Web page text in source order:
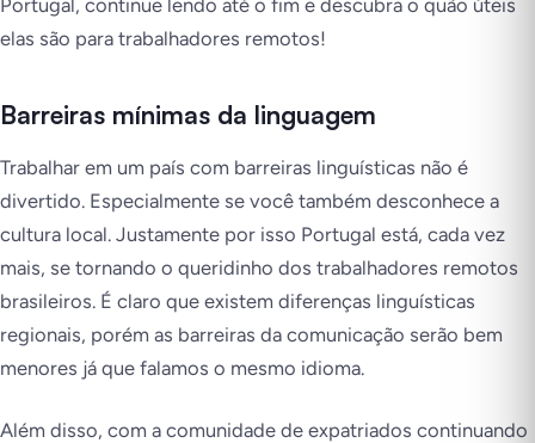
Portugal, continue lendo até o fim e descubra o quão úteis
elas são para trabalhadores remotos!
Barreiras mínimas da linguagem
Trabalhar em um país com barreiras linguísticas não é
divertido. Especialmente se você também desconhece a
cultura local. Justamente por isso Portugal está, cada vez
mais, se tornando o queridinho dos trabalhadores remotos
brasileiros. É claro que existem diferenças linguísticas
regionais, porém as barreiras da comunicação serão bem
menores já que falamos o mesmo idioma.
Além disso, com a comunidade de expatriados continuando